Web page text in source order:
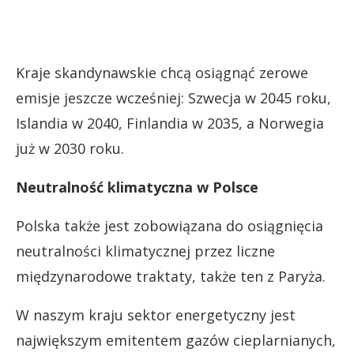
Kraje skandynawskie chcą osiągnąć zerowe
emisje jeszcze wcześniej: Szwecja w 2045 roku,
Islandia w 2040, Finlandia w 2035, a Norwegia
już w 2030 roku.
Neutralność klimatyczna w Polsce
Polska także jest zobowiązana do osiągnięcia
neutralności klimatycznej przez liczne
międzynarodowe traktaty, także ten z Paryża.
W naszym kraju sektor energetyczny jest
największym emitentem gazów cieplarnianych,